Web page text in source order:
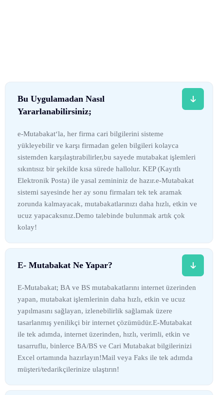
Bu Uygulamadan Nasıl
Yararlanabilirsiniz;
e-Mutabakat‘la, her firma cari bilgilerini sisteme
yükleyebilir ve karşı firmadan gelen bilgileri kolayca
sistemden karşılaştırabilirler,bu sayede mutabakat işlemleri
sıkıntısız bir şekilde kısa sürede hallolur. KEP (Kayıtlı
Elektronik Posta) ile yasal zemininiz de hazır.e-Mutabakat
sistemi sayesinde her ay sonu firmaları tek tek aramak
zorunda kalmayacak, mutabakatlarınızı daha hızlı, etkin ve
ucuz yapacaksınız.Demo talebinde bulunmak artık çok
kolay!
E- Mutabakat Ne Yapar?
E-Mutabakat; BA ve BS mutabakatlarını internet üzerinden
yapan, mutabakat işlemlerinin daha hızlı, etkin ve ucuz
yapılmasını sağlayan, izlenebilirlik sağlamak üzere
tasarlanmış yenilikçi bir internet çözümüdür.E-Mutabakat
ile tek adımda, internet üzerinden, hızlı, verimli, etkin ve
tasarruflu, binlerce BA/BS ve Cari Mutabakat bilgilerinizi
Excel ortamında hazırlayın!Mail veya Faks ile tek adımda
müşteri/tedarikçilerinize ulaştırın!